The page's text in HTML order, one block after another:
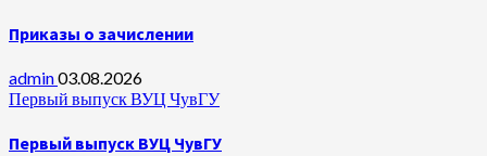
Приказы о зачислении
admin03.08.2026
Первый выпуск ВУЦ ЧувГУ
Первый выпуск ВУЦ ЧувГУ